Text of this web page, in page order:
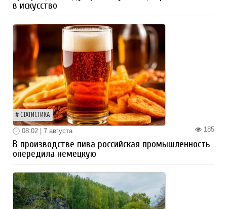
в искусство
СТАТИСТИКА
185
08:02 | 7 августа
В производстве пива российская промышленность
опередила немецкую